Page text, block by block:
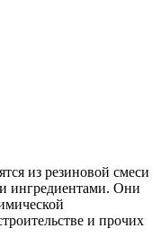
из резиновой смеси
ингредиентами. Они
и прочих